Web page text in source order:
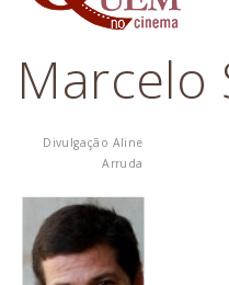
Marcelo
Divulgação Aline
Arruda